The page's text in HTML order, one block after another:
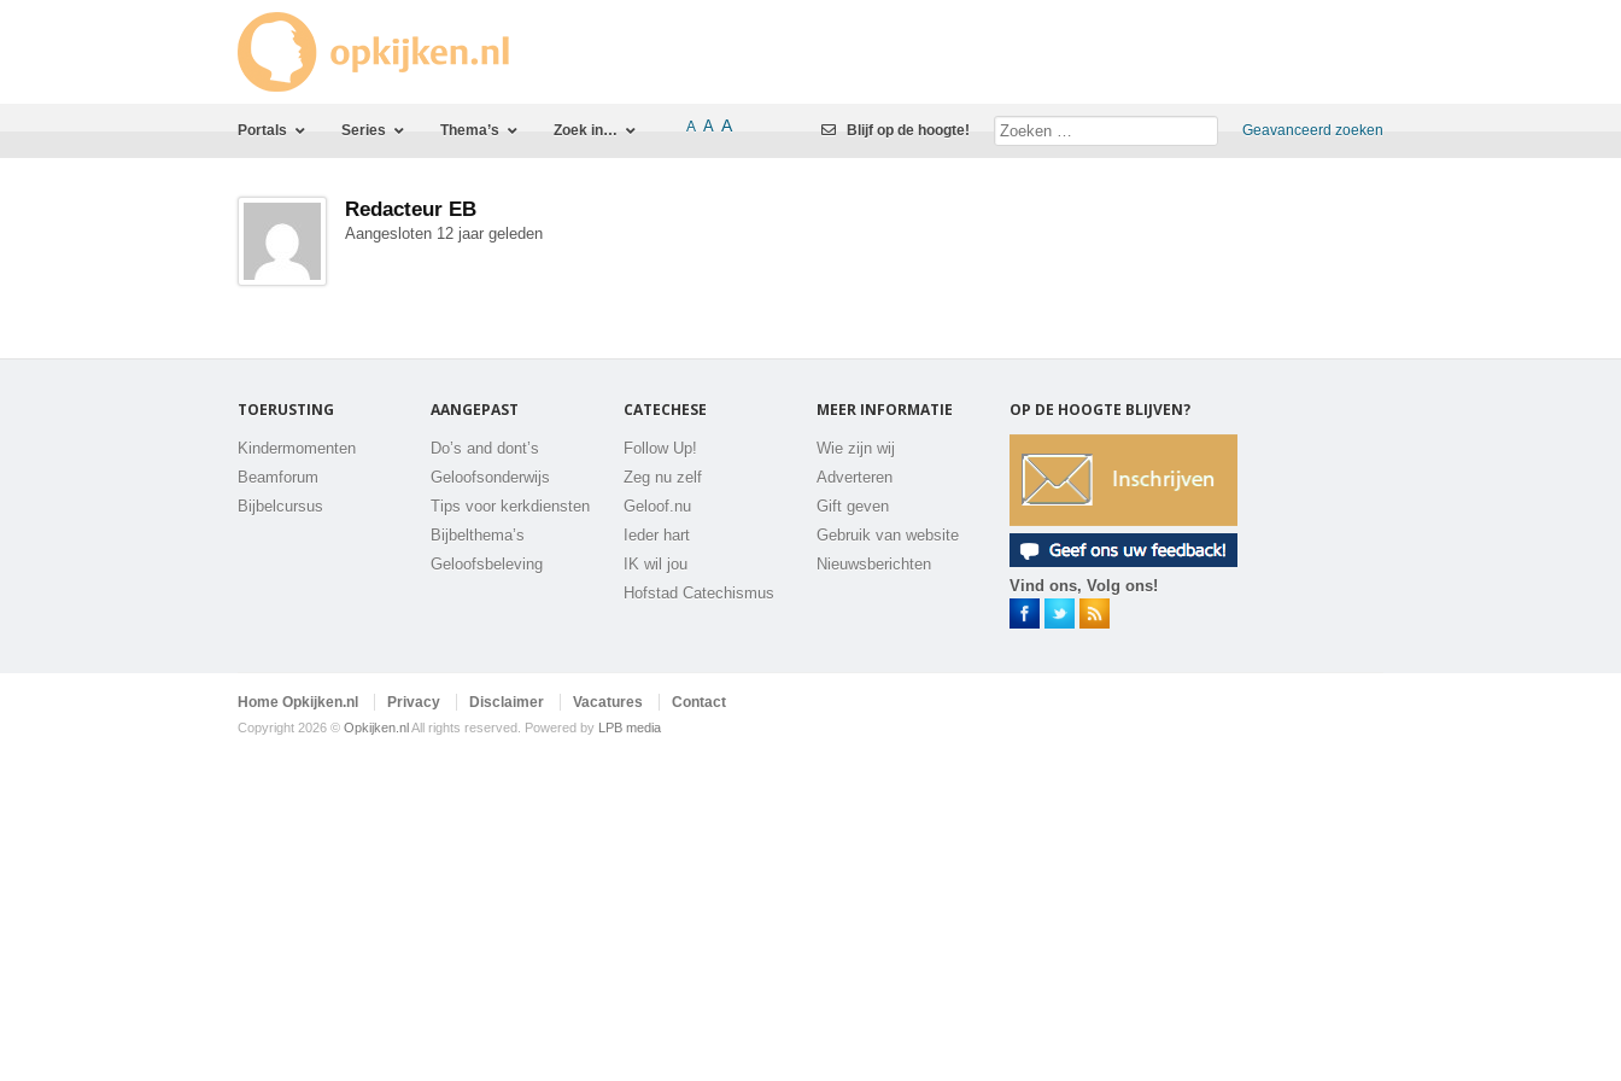
Portals Series Thema’s Zoek in… A A A Geavanceerd zoeken
Blijf op de hoogte!
Redacteur EB
Aangesloten 12 jaar geleden
TOERUSTING
Kindermomenten
Beamforum
Bijbelcursus
AANGEPAST
Do’s and dont’s
Geloofsonderwijs
Tips voor kerkdiensten
Bijbelthema’s
Geloofsbeleving
CATECHESE
Follow Up!
Zeg nu zelf
Geloof.nu
Ieder hart
IK wil jou
Hofstad Catechismus
MEER INFORMATIE
Wie zijn wij
Adverteren
Gift geven
Gebruik van website
Nieuwsberichten
OP DE HOOGTE BLIJVEN?
Vind ons, Volg ons!
Home Opkijken.nl Privacy Disclaimer Vacatures Contact
Copyright 2026 © Opkijken.nlAll rights reserved. Powered by LPB media